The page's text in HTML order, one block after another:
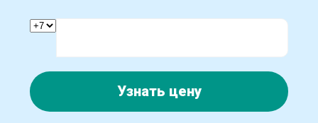
Узнать цену